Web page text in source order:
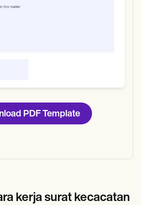
PDF Template
kerja surat kecacatan